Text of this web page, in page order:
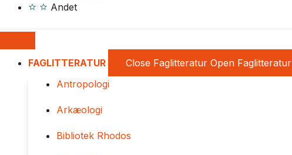
Andet
FAGLITTERATUR Close Faglitteratur Open Faglitteratur
Antropologi
Arkæologi
Bibliotek Rhodos